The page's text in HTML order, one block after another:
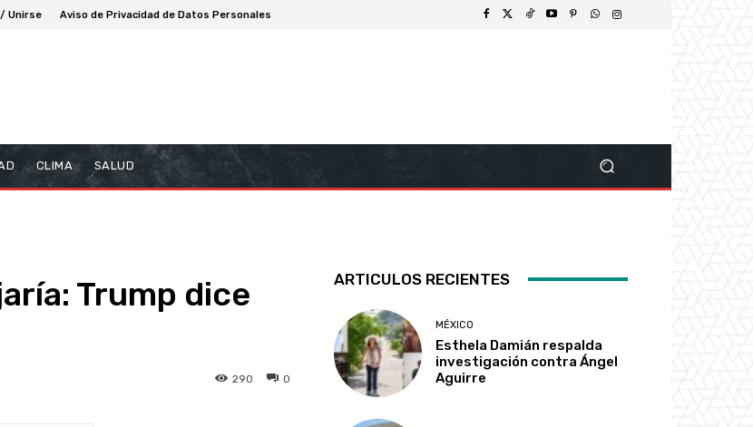
Unirse Aviso de Privacidad de Datos Personales
CLIMA SALUD
Trump dice
0
290
ARTICULOS RECIENTES
MÉXICO
Esthela Damián respalda
investigación contra Ángel
Aguirre